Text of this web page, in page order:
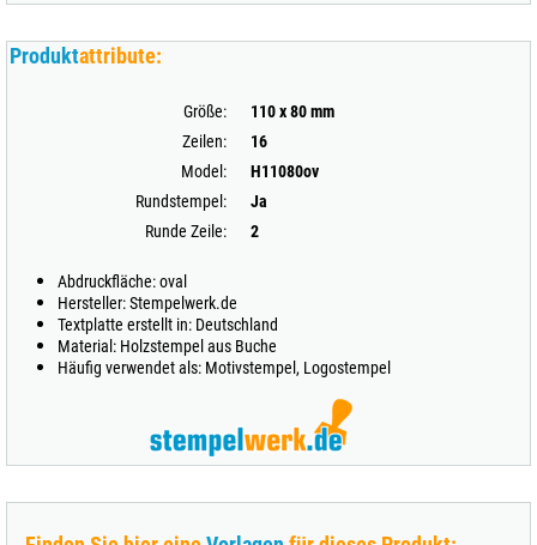
Produktattribute:
Größe:
110 x 80 mm
Zeilen:
16
Model:
H11080ov
Rundstempel:
Ja
Runde Zeile:
2
Abdruckfläche: oval
Hersteller: Stempelwerk.de
Textplatte erstellt in: Deutschland
Material: Holzstempel aus Buche
Häufig verwendet als: Motivstempel, Logostempel